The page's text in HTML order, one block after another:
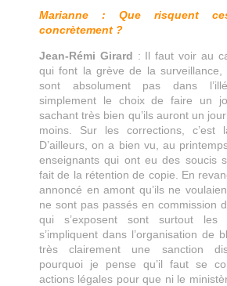
Marianne : Que risquent
concrètement ?
Jean-Rémi Girard : Il faut voir au
qui font la grève de la surveillance,
sont absolument pas dans
simplement le choix de faire un
sachant très bien qu’ils auront un
moins. Sur les corrections, c’est
D’ailleurs, on a bien vu, au
enseignants qui ont eu des soucis
fait de la rétention de copie. En
annoncé en amont qu’ils ne
ne sont pas passés en commission
qui s’exposent sont surtout les
s’impliquent dans l’organisation de
très clairement une sanction
pourquoi je pense qu’il faut se
actions légales pour que ni le